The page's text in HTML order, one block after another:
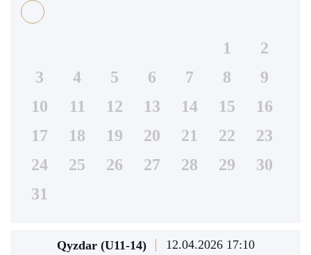
1
2
3
4 5 6 7 8
9
10
11 12 13 14 15
16
17
18 19 20 21 22
23
24
25 26 27 28 29
30
31
Qyzdar (U11-14) 12.04.2026 17:10